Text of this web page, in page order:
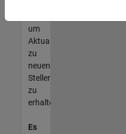
um
Aktualisierungen
zu
neuen
Stellenangeboten
zu
erhalten.
Es